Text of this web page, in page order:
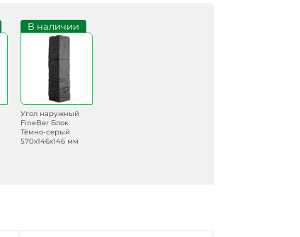
В наличии
Угол наружный
FineBer Блок
Тёмно-серый
570х146х146 мм